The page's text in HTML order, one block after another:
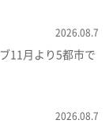
2026.08.7
11月より5都市で
2026.08.7